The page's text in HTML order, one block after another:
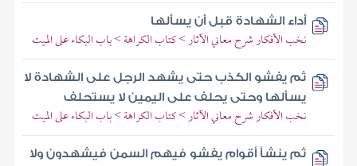
أداء الشهادة قبل أن يسألها
نخب الأفكار شرح معاني الآثار > كتاب الكراهة > باب البكاء على الميت
ثم يفشو الكذب حتى يشهد الرجل على الشهادة لا
يسألها وحتى يحلف على اليمين لا يستحلف
نخب الأفكار شرح معاني الآثار > كتاب الكراهة > باب البكاء على الميت
ثم ينشأ أقوام يفشو فيهم السمن فيشهدون ولا